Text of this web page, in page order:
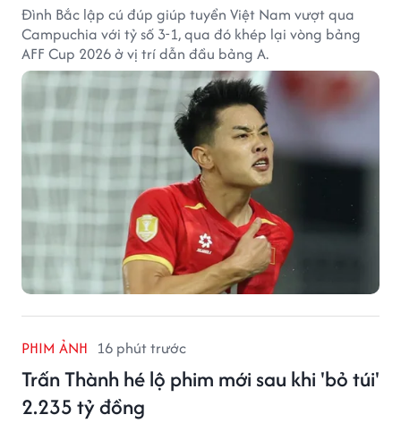
Đình Bắc lập cú đúp giúp tuyển Việt Nam vượt qua
Campuchia với tỷ số 3-1, qua đó khép lại vòng bảng
AFF Cup 2026 ở vị trí dẫn đầu bảng A.
PHIM ẢNH 16 phút trước
Trấn Thành hé lộ phim mới sau khi 'bỏ túi'
2.235 tỷ đồng